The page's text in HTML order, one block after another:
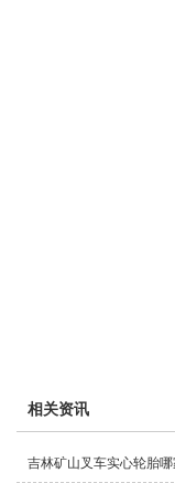
相关资讯
吉林矿山叉车实心轮胎